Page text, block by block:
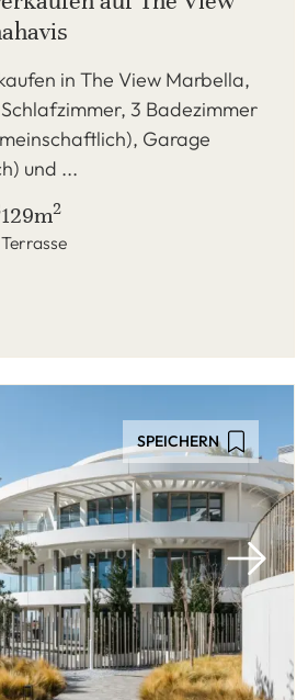
in The View Marbella,
3 Badezimmer
Garage
und ...
129m2
Terrasse
SPEICHERN